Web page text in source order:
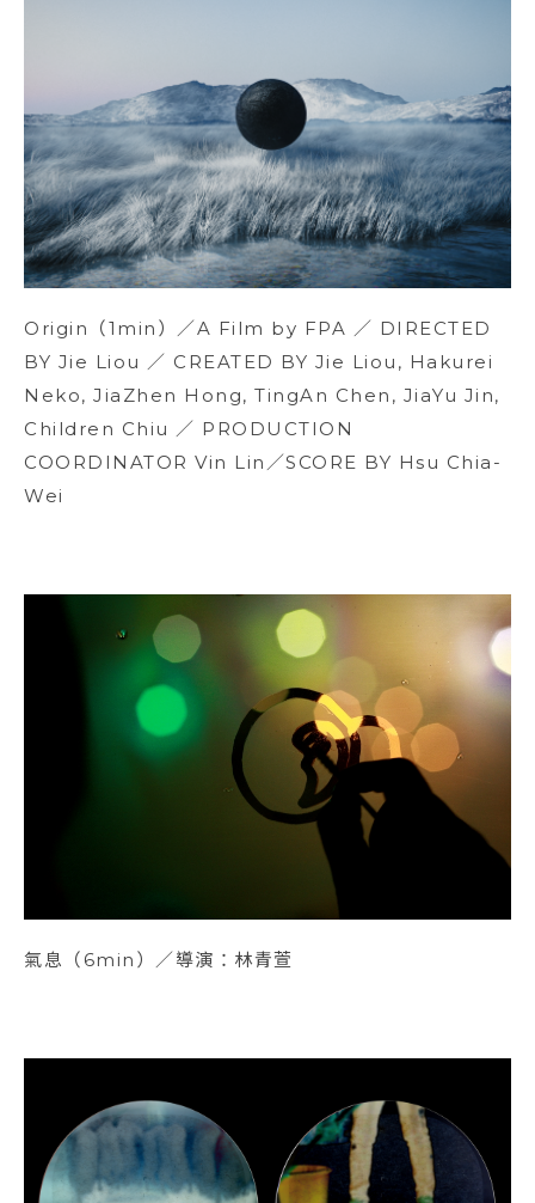
Origin（1min）／A Film by FPA ／ DIRECTED
BY Jie Liou ／ CREATED BY Jie Liou, Hakurei
Neko, JiaZhen Hong, TingAn Chen, JiaYu Jin,
Children Chiu ／ PRODUCTION
COORDINATOR Vin Lin／SCORE BY Hsu Chia-
Wei
氣息（6min）／導演：林青萱